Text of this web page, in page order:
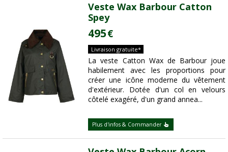
Veste Wax Barbour Catton
Spey
495€
Livraison gratuite*
La veste Catton Wax de Barbour joue
habilement avec les proportions pour
créer une icône moderne du vêtement
d'extérieur. Dotée d'un col en velours
côtelé exagéré, d'un grand annea...
Plus d'infos & Commander